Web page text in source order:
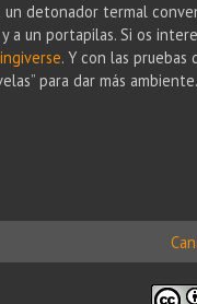
detonador termal
un portapilas. Si os
. Y con las pruebas
para dar más